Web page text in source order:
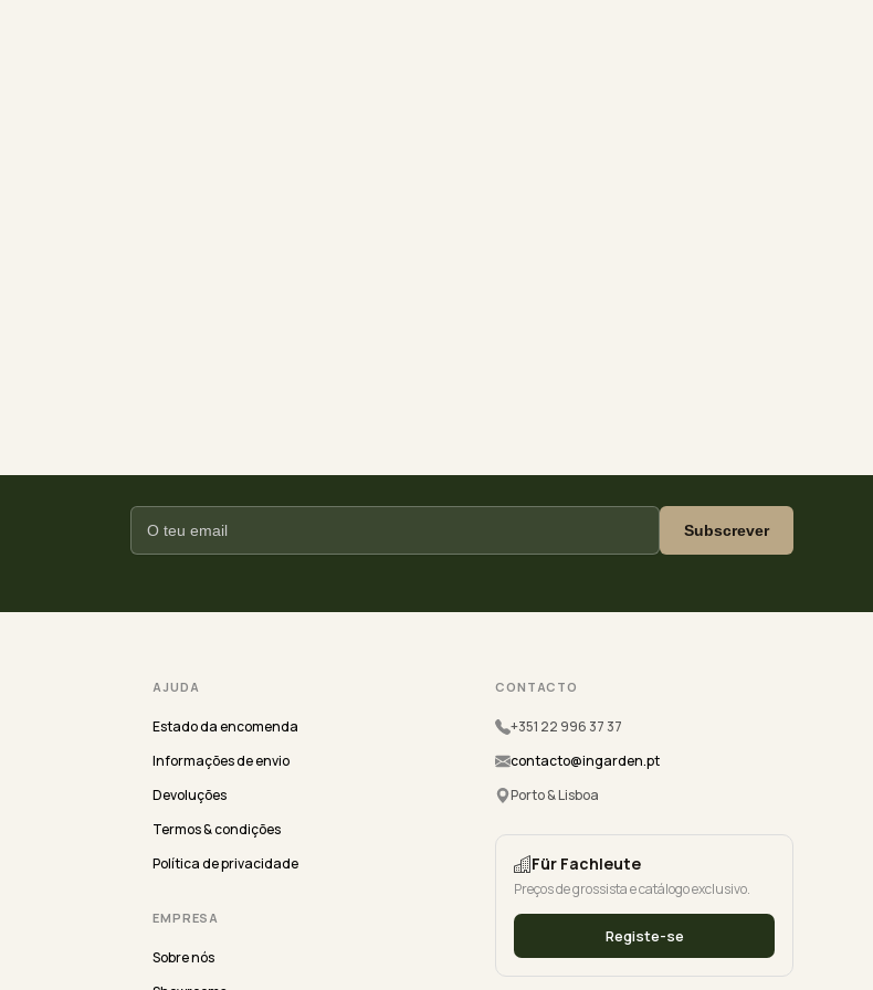
Subscrever
AJUDA
Estado da encomenda
Informações de envio
Devoluções
Termos & condições
Política de privacidade
EMPRESA
Sobre nós
CONTACTO
+351 22 996 37 37
contacto@ingarden.pt
Porto & Lisboa
Für Fachleute
Preços de grossista e catálogo exclusivo.
Registe-se